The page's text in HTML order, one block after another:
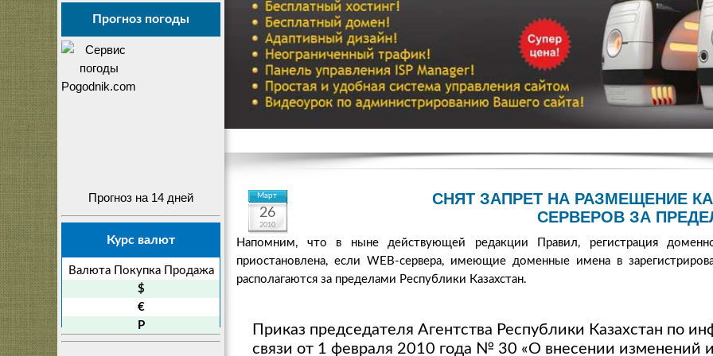
Прогноз погоды
Прогноз на 14 дней
Курс валют
Валюта Покупка
Продажа
$
€
P
Март
26
2010
СНЯТ ЗАПРЕТ НА РАЗМЕЩЕНИЕ
СЕРВЕРОВ ЗА
Напомним, что в ныне действующей редакции Правил, регистрация
приостановлена, если WEB-сервера, имеющие доменные имена в
располагаются за пределами Республики Казахстан.
Приказ председателя Агентства Республики Казахстан по
связи от 1 февраля 2010 года № 30 «О внесении изменений